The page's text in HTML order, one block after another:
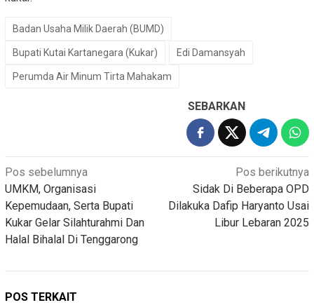
Badan Usaha Milik Daerah (BUMD)
Bupati Kutai Kartanegara (Kukar) Edi Damansyah
Perumda Air Minum Tirta Mahakam
SEBARKAN
Navigasi
pos
Pos sebelumnya
UMKM, Organisasi
Kepemudaan, Serta Bupati
Kukar Gelar Silahturahmi Dan
Halal Bihalal Di Tenggarong
Pos berikutnya
Sidak Di Beberapa OPD
Dilakuka Dafip Haryanto Usai
Libur Lebaran 2025
POS TERKAIT